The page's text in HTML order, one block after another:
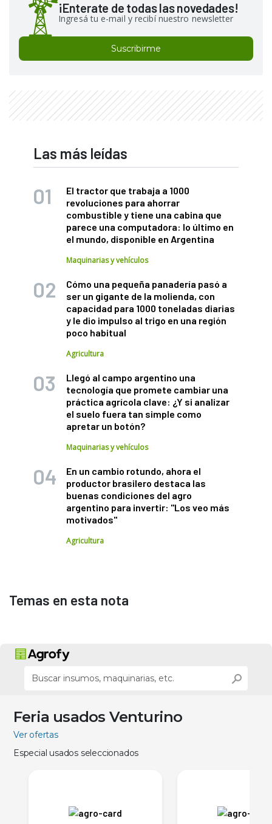
¡Enterate de todas las novedades!
Ingresá tu e-mail y recibí nuestro newsletter
Suscribirme
Las más leídas
El tractor que trabaja a 1000
revoluciones para ahorrar
combustible y tiene una cabina que
parece una computadora: lo último en
el mundo, disponible en Argentina
Maquinarias y vehículos
Cómo una pequeña panadería pasó a
ser un gigante de la molienda, con
capacidad para 1000 toneladas diarias
y le dio impulso al trigo en una región
poco habitual
Agricultura
Llegó al campo argentino una
tecnología que promete cambiar una
práctica agrícola clave: ¿Y si analizar
el suelo fuera tan simple como
apretar un botón?
Maquinarias y vehículos
En un cambio rotundo, ahora el
productor brasilero destaca las
buenas condiciones del agro
argentino para invertir: "Los veo más
motivados"
Agricultura
Temas en esta nota
Feria usados Venturino
Ver ofertas
Especial usados seleccionados